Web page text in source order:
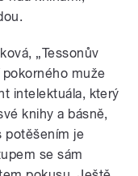
„Tessonův
muže
intelektuála, který
knihy a básně,
potěšením je
se sám